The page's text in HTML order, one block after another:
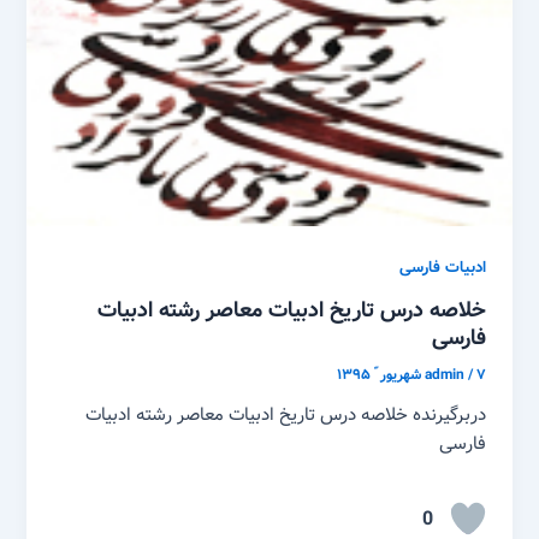
ادبیات فارسی
خلاصه درس تاریخ ادبیات معاصر رشته ادبیات
فارسی
admin/۷ شهریور ّ ۱۳۹۵
دربرگیرنده خلاصه درس تاریخ ادبیات معاصر رشته ادبیات
فارسی
0